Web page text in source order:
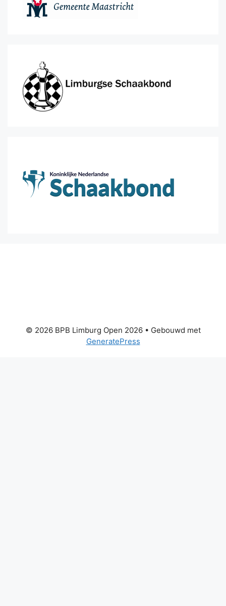
© 2026 BPB Limburg Open 2026• Gebouwd met
GeneratePress